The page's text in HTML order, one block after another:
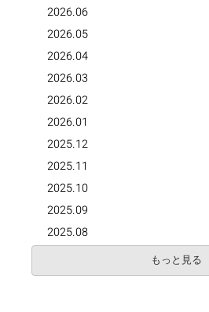
2026.06
2026.05
2026.04
2026.03
2026.02
2026.01
2025.12
2025.11
2025.10
2025.09
2025.08
もっと見る